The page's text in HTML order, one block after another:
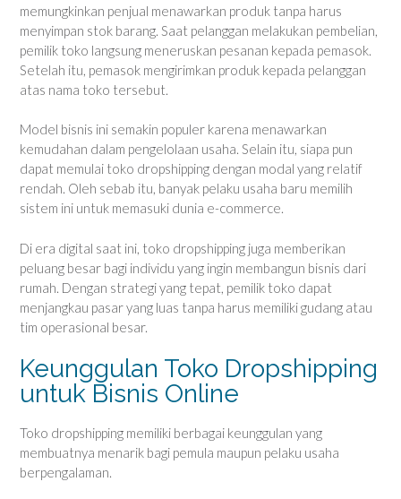
memungkinkan penjual menawarkan produk tanpa harus
menyimpan stok barang. Saat pelanggan melakukan pembelian,
pemilik toko langsung meneruskan pesanan kepada pemasok.
Setelah itu, pemasok mengirimkan produk kepada pelanggan
atas nama toko tersebut.
Model bisnis ini semakin populer karena menawarkan
kemudahan dalam pengelolaan usaha. Selain itu, siapa pun
dapat memulai toko dropshipping dengan modal yang relatif
rendah. Oleh sebab itu, banyak pelaku usaha baru memilih
sistem ini untuk memasuki dunia e-commerce.
Di era digital saat ini, toko dropshipping juga memberikan
peluang besar bagi individu yang ingin membangun bisnis dari
rumah. Dengan strategi yang tepat, pemilik toko dapat
menjangkau pasar yang luas tanpa harus memiliki gudang atau
tim operasional besar.
Keunggulan Toko Dropshipping
untuk Bisnis Online
Toko dropshipping memiliki berbagai keunggulan yang
membuatnya menarik bagi pemula maupun pelaku usaha
berpengalaman.